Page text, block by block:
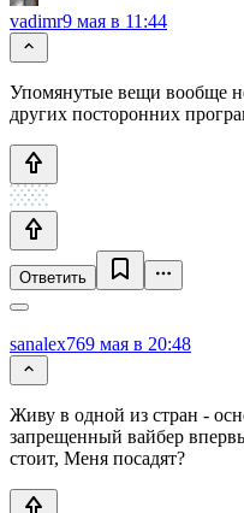
vadimr9 мая в 11:44
Упомянутые вещи вообще
других посторонних
Ответить
sanalex769 мая в 20:48
Живу в одной из стран -
запрещенный вайбер
стоит, Меня посадят?